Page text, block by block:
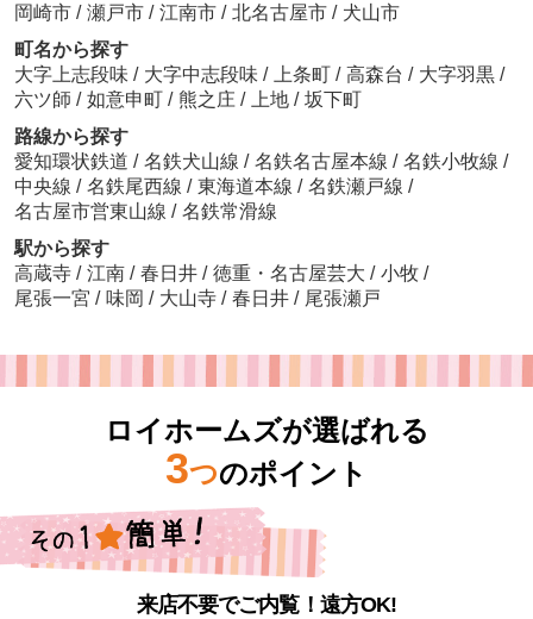
岡崎市 / 瀬戸市 / 江南市 / 北名古屋市 / 犬山市
町名から探す
大字上志段味 / 大字中志段味 / 上条町 / 高森台 / 大字羽黒 /
六ツ師 / 如意申町 / 熊之庄 / 上地 / 坂下町
路線から探す
愛知環状鉄道 / 名鉄犬山線 / 名鉄名古屋本線 / 名鉄小牧線 /
中央線 / 名鉄尾西線 / 東海道本線 / 名鉄瀬戸線 /
名古屋市営東山線 / 名鉄常滑線
駅から探す
高蔵寺 / 江南 / 春日井 / 徳重・名古屋芸大 / 小牧 /
尾張一宮 / 味岡 / 大山寺 / 春日井 / 尾張瀬戸
ロイホームズが選ばれる
3つのポイント
来店不要でご内覧！遠方OK!